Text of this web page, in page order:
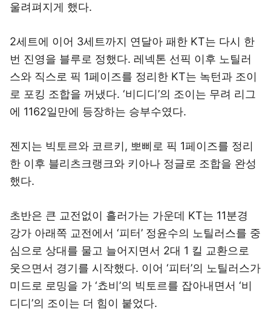
울려펴지게 했다.
2세트에 이어 3세트까지 연달아 패한 KT는 다시 한
번 진영을 블루로 정했다. 레넥톤 선픽 이후 노틸러
스와 직스로 픽 1페이즈를 정리한 KT는 녹턴과 조이
로 포킹 조합을 꺼냈다. ‘비디디’의 조이는 무려 리그
에 1162일만에 등장하는 승부수였다.
젠지는 빅토르와 코르키, 뽀삐로 픽 1페이즈를 정리
한 이후 블리츠크랭크와 키아나 정글로 조합을 완성
했다.
초반은 큰 교전없이 흘러가는 가운데 KT는 11분경
강가 아래쪽 교전에서 ‘피터’ 정윤수의 노틸러스를 중
심으로 상대를 물고 늘어지면서 2대 1 킬 교환으로
웃으면서 경기를 시작했다. 이어 ‘피터’의 노틸러스가
미드로 로밍을 가 ‘쵸비’의 빅토르를 잡아내면서 ‘비
디디’의 조이는 더 힘이 붙었다.